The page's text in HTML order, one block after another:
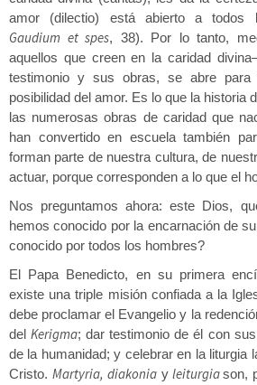
amor (dilectio) está abierto a todos
Gaudium et spes, 38). Por lo tanto,
aquellos que creen en la caridad
testimonio y sus obras, se abre
posibilidad del amor. Es lo que la historia
las numerosas obras de caridad que
han convertido en escuela también
forman parte de nuestra cultura, de
actuar, porque corresponden a lo que el
Nos preguntamos ahora: este Dios,
hemos conocido por la encarnación de
conocido por todos los hombres?
El Papa Benedicto, en su primera
existe una triple misión confiada a la
debe proclamar el Evangelio y la
delKerigma; dar testimonio de él con
de la humanidad; y celebrar en la liturgia
Cristo. Martyria, diakoniayleiturgiason,